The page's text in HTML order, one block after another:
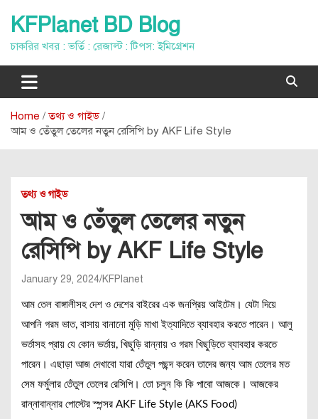
content
KFPlanet BD Blog
চাকরির খবর : ভর্তি : রেজাল্ট : টিপস: ইমিগ্রেশন
Home
তথ্য ও গাইড
আম ও তেঁতুল তেলের নতুন রেসিপি by AKF Life Style
তথ্য ও গাইড
আম ও তেঁতুল তেলের নতুন
রেসিপি by AKF Life Style
January 29, 2024 KFPlanet
আম তেল বাঙ্গালীসহ দেশ ও দেশের বাইরের এক জনপ্রিয় আইটেম। যেটা দিয়ে
আপনি গরম ভাত, বাসায় বানানো মুড়ি মাখা ইত্যাদিতে ব্যাবহার করতে পারেন। আলু
ভর্তাসহ প্রায় যে কোন ভর্তায়, খিছুড়ি রান্নায় ও গরম খিছুড়িতে ব্যাবহার করতে
পারেন। এছাড়া আজ দেখাবো যারা তেঁতুল পছন্দ করেন তাদের জন্য আম তেলের মত
সেম ফর্মুলার তেঁতুল তেলের রেসিপি। তো চলুন কি কি পাবো আজকে। আজকের
রান্নাবান্নার পোস্টের স্পন্সর AKF Life Style (AKS Food)